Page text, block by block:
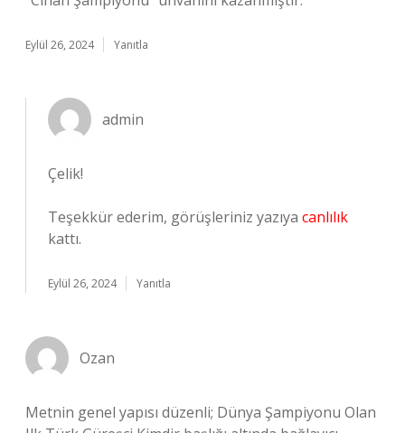
Eylül 26, 2024 Yanıtla
admin
Çelik!
Teşekkür ederim, görüşleriniz yazıya canlılık
kattı.
Eylül 26, 2024 Yanıtla
Ozan
Metnin genel yapısı düzenli; Dünya Şampiyonu Olan